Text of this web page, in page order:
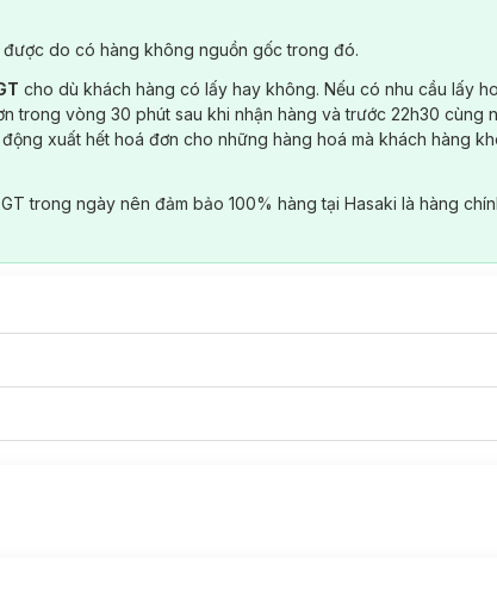
được do có hàng không nguồn gốc trong đó.
cho dù khách hàng có lấy hay không. Nếu có nhu cầu lấy
trong vòng 30 phút sau khi nhận hàng và trước 22h30 cùng
xuất hết hoá đơn cho những hàng hoá mà khách hàng
trong ngày nên đảm bảo 100% hàng tại Hasaki là hàng